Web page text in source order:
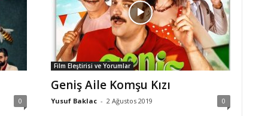
0
Film Eleştirisi ve Yorumlar
Geniş Aile Komşu Kızı
Yusuf Baklac - 2 Ağustos 2019 0